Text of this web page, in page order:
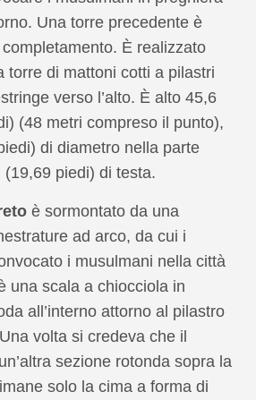
Una torre precedente è
È realizzato
torre di mattoni cotti a pilastri
verso l’alto. È alto 45,6
(48 metri compreso il punto),
di diametro nella parte
piedi) di testa.
è sormontato da una
ad arco, da cui i
i musulmani nella città
una scala a chiocciola in
all’interno attorno al pilastro
volta si credeva che il
sezione rotonda sopra la
solo la cima a forma di